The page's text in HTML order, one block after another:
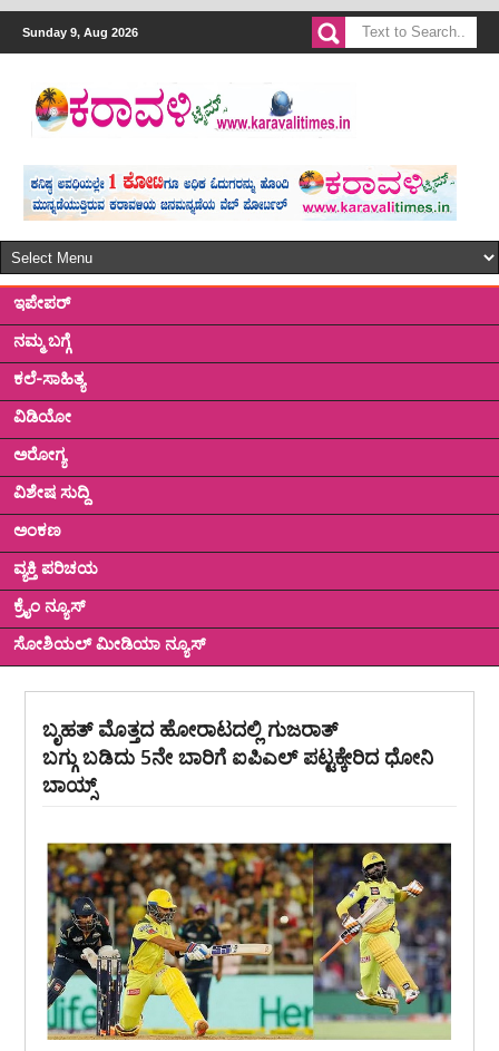
Sunday 9, Aug 2026
ಇಪೇಪರ್
ನಮ್ಮ ಬಗ್ಗೆ
ಕಲೆ-ಸಾಹಿತ್ಯ
ವಿಡಿಯೋ
ಅರೋಗ್ಯ
ವಿಶೇಷ ಸುದ್ದಿ
ಅಂಕಣ
ವ್ಯಕ್ತಿ ಪರಿಚಯ
ಕ್ರೈಂ ನ್ಯೂಸ್
ಸೋಶಿಯಲ್ ಮೀಡಿಯಾ ನ್ಯೂಸ್
ಬೃಹತ್ ಮೊತ್ತದ ಹೋರಾಟದಲ್ಲಿ ಗುಜರಾತ್
ಬಗ್ಗು ಬಡಿದು 5ನೇ ಬಾರಿಗೆ ಐಪಿಎಲ್ ಪಟ್ಟಕ್ಕೇರಿದ ಧೋನಿ
ಬಾಯ್ಸ್